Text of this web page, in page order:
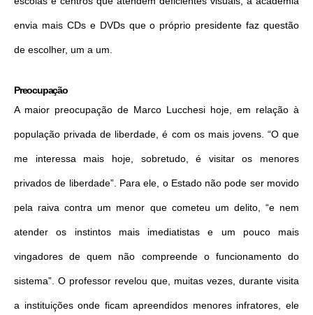
envia mais CDs e DVDs que o próprio presidente faz questão
de escolher, um a um.
Preocupação
A maior preocupação de Marco Lucchesi hoje, em relação à
população privada de liberdade, é com os mais jovens. “O que
me interessa mais hoje, sobretudo, é visitar os menores
privados de liberdade”. Para ele, o Estado não pode ser movido
pela raiva contra um menor que cometeu um delito, “e nem
atender os instintos mais imediatistas e um pouco mais
vingadores de quem não compreende o funcionamento do
sistema”. O professor revelou que, muitas vezes, durante visita
a instituições onde ficam apreendidos menores infratores, ele